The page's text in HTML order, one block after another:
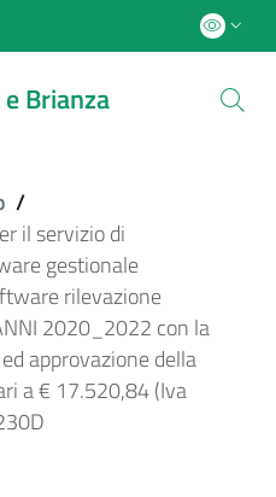
Brianza
/
il servizio di
gestionale
rilevazione
2020_2022 con la
approvazione della
a € 17.520,84 (Iva